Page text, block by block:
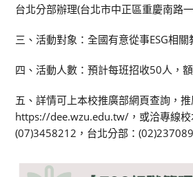
台北分部辦理(台北市中正區重慶南路
三、活動對象：全國有意從事ESG相關
四、活動人數：預計每班招收50人，
五、詳情可上本校推廣部網頁查詢，推
https://dee.wzu.edu.tw/，或洽專線校
(07)3458212，台北分部：